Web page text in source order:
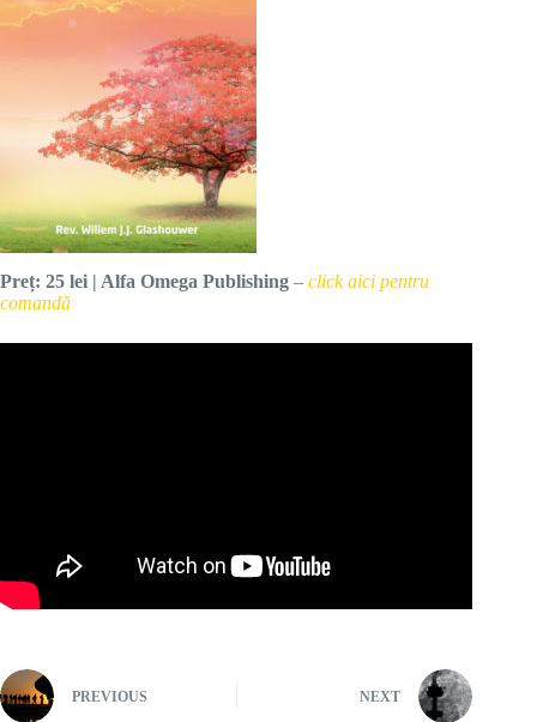
Preț: 25 lei | Alfa Omega Publishing – click aici pentru
comandă
PREVIOUS NEXT